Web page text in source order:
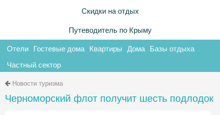
Скидки на отдых
Путеводитель по Крыму
Отели Гостевые дома Квартиры Дома Базы отдыха
Частный сектор
Новости туризма
Черноморский флот получит шесть подлодок